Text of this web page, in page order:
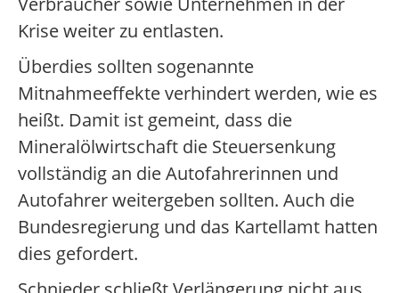
Krise weiter zu entlasten.
Überdies sollten sogenannte
Mitnahmeeffekte verhindert werden, wie es
heißt. Damit ist gemeint, dass die
Mineralölwirtschaft die Steuersenkung
vollständig an die Autofahrerinnen und
Autofahrer weitergeben sollten. Auch die
Bundesregierung und das Kartellamt hatten
dies gefordert.